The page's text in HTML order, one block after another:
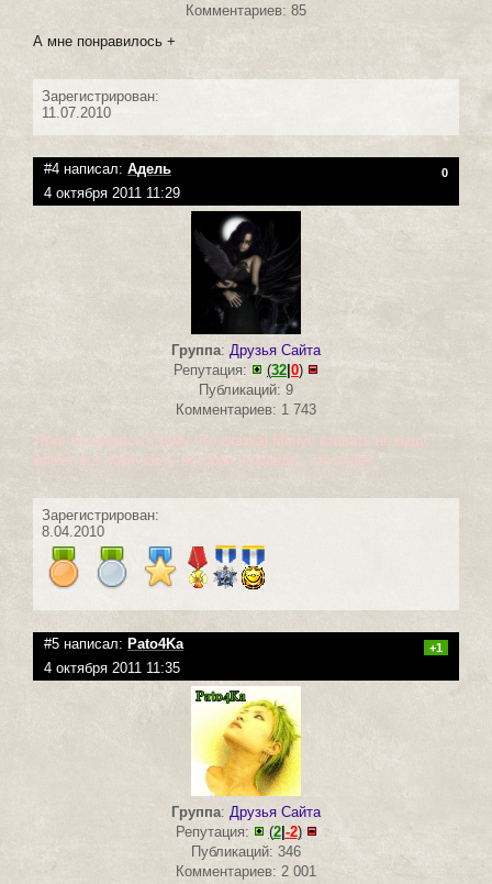
Комментариев: 85
А мне понравилось +
Зарегистрирован:
11.07.2010
#4 написал: Адель 0
4 октября 2011 11:29
Группа: Друзья Сайта
Репутация:
(32 0)
Публикаций: 9
Комментариев: 1 743
Тоже склоняюсь к тому что сказка) Минус ставить не буду,
может все таки часть истории и правда.. кто знает..
Зарегистрирован:
8.04.2010
#5 написал: Pato4Ka +1
4 октября 2011 11:35
Группа: Друзья Сайта
Репутация:
(2| -2)
Публикаций: 346
Комментариев: 2 001